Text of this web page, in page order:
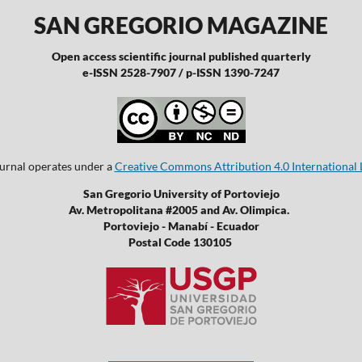
SAN GREGORIO MAGAZINE
Open access scientific journal published quarterly
e-ISSN 2528-7907 / p-ISSN 1390-7247
operates under aCreative Commons Attribution 4.0 International
San Gregorio University of Portoviejo
Av. Metropolitana #2005 and Av. Olimpica.
Portoviejo - Manabí - Ecuador
Postal Code 130105